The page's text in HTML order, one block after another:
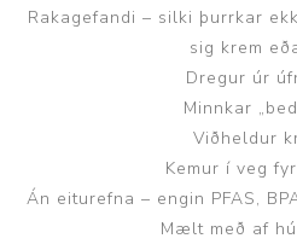
Rakagefandi – silki þurrkar
sig krem
Dregur úr
Minnkar
Viðheldur
Kemur í veg
Án eiturefna – engin PFAS,
Mælt með af